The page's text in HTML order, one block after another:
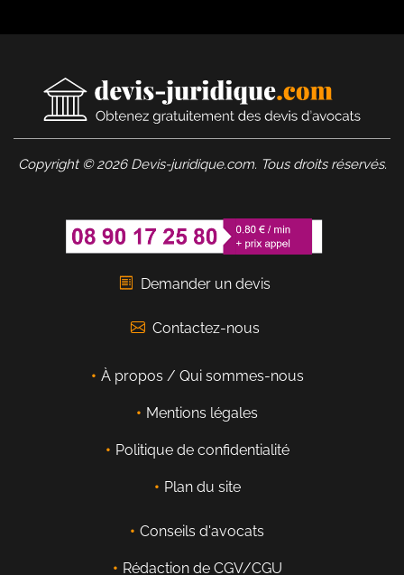
Copyright © 2026 Devis-juridique.com. Tous droits réservés.
Demander un devis
Contactez-nous
À propos / Qui sommes-nous
Mentions légales
Politique de confidentialité
Plan du site
Conseils d'avocats
Rédaction de CGV/CGU